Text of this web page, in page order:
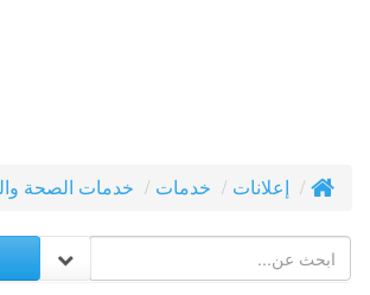
إعلانات خدمات خدمات الصحة